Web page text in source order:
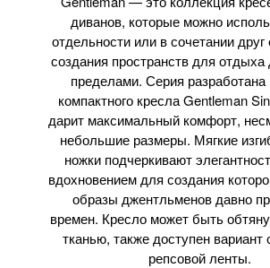
диванов, которые можно
отдельности или в сочетании
создания пространств для отдыха
пределами. Серия разработана
компактного кресла Gentleman
дарит максимальный комфорт,
небольшие размеры. Мягкие
ножки подчеркивают
вдохновением для создания
образы джентльменов давно
времен. Кресло может быть
тканью, также доступен вариант
репсовой ленты.